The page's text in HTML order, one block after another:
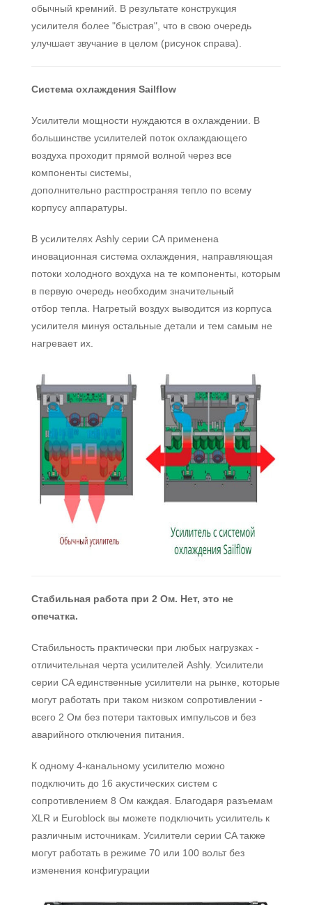
обычный кремний. В результате конструкция
усилителя более "быстрая", что в свою очередь
улучшает звучание в целом (рисунок справа).
Система охлаждения Sailflow
Усилители мощности нуждаются в охлаждении. В
большинстве усилителей поток охлаждающего
воздуха проходит прямой волной через все
компоненты системы,
дополнительно растпространяя тепло по всему
корпусу аппаратуры.
В усилителях Ashly серии CA применена
иновационная система охлаждения, направляющая
потоки холодного вохдуха на те компоненты, которым
в первую очередь необходим значительный
отбор тепла. Нагретый воздух выводится из корпуса
усилителя минуя остальные детали и тем самым не
нагревает их.
Стабильная работа при 2 Ом. Нет, это не
опечатка.
Стабильность практически при любых нагрузках -
отличительная черта усилителей Ashly. Усилители
серии CA единственные усилители на рынке, которые
могут работать при таком низком сопротивлении -
всего 2 Ом без потери тактовых импульсов и без
аварийного отключения питания.
К одному 4-канальному усилителю можно
подключить до 16 акустических систем с
сопротивлением 8 Ом каждая. Благодаря разъемам
XLR и Euroblock вы можете подключить усилитель к
различным источникам. Усилители серии CA также
могут работать в режиме 70 или 100 вольт без
изменения конфигурации